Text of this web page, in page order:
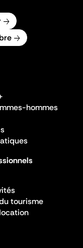
hommes
tourisme